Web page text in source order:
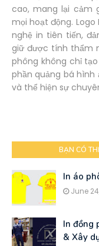
cao, mang lại cảm
mọi hoạt động.
nghệ in tiên tiến,
giữ được tính thẩm
phông không chỉ
phần quảng bá hình
và thể hiện sự
BẠN CÓ
In áo
June
In đồng
& Xây